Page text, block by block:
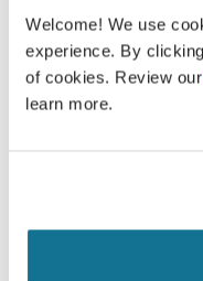
Welcome! We use
experience. By
of cookies. Review our
learn more.
Découvrez
Crisalix
chaque instant.